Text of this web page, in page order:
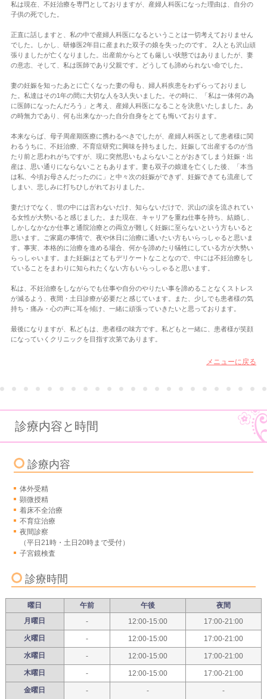
私は現在、不妊治療を専門としておりますが、産婦人科医になった理由は、自分の
子供の死でした。
正直に話しますと、私の中で産婦人科医になるということは一切考えておりません
でした。しかし、研修医2年目に産まれた双子の娘を失ったのです。 2人とも沢山頑
張りましたが亡くなりました。出産前からとても厳しい状態ではありましたが、妻
の意志、そして、私は医師であり父親です。どうしても諦められない命でした。
妻の妊娠を知ったあとに亡くなった妻の母も、婦人科疾患をわずらっておりまし
た。私達はその1年の間に大切な人を3人失いました。その時に、「私は一体何の為
に医師になったんだろう」と考え、産婦人科医になることを決意いたしました。あ
の時無力であり、何も出来なかった自分自身をとても悔いております。
本来ならば、母子周産期医療に携わるべきでしたが、産婦人科医として患者様に関
わるうちに、不妊治療、不育症研究に興味を持ちました。妊娠して出産するのが当
たり前と思われがちですが、現に突然思いもよらないことがおきてしまう妊娠・出
産は、思い通りにならないこともあります。妻も双子の娘達を亡くした後、「本当
は私、今頃お母さんだったのに」と中々次の妊娠ができず、妊娠できても流産して
しまい、悲しみに打ちひしがれておりました。
妻だけでなく、世の中には言わないだけ、知らないだけで、沢山の涙を流されてい
る女性が大勢いると感じました。また現在、キャリアを重ね仕事を持ち、結婚し、
しかしなかなか仕事と通院治療との両立が難しく妊娠に至らないという方もいると
思います。ご家庭の事情で、夜や休日に治療に通いたい方もいらっしゃると思いま
す。事実、本格的に治療を進める場合、何かを諦めたり犠牲にしている方が大勢い
らっしゃいます。また妊娠はとてもデリケートなことなので、中には不妊治療をし
ていることをまわりに知られたくない方もいらっしゃると思います。
私は、不妊治療をしながらでも仕事や自分のやりたい事を諦めることなくストレス
が減るよう、夜間・土日診療が必要だと感じています。また、少しでも患者様の気
持ち・痛み・心の声に耳を傾け、一緒に頑張っていきたいと思っております。
最後になりますが、私どもは、患者様の味方です。私どもと一緒に、患者様が笑顔
になっていくクリニックを目指す次第であります。
メニューに戻る
診療内容と時間
診療内容
体外受精
顕微授精
着床不全治療
不育症治療
夜間診察
（平日21時・土日20時まで受付）
子宮鏡検査
診療時間
曜日 午前 午後 夜間
月曜日 - 12:00-15:00 17:00-21:00
火曜日 - 12:00-15:00 17:00-21:00
水曜日 - 12:00-15:00 17:00-21:00
木曜日 - 12:00-15:00 17:00-21:00
金曜日 - - -